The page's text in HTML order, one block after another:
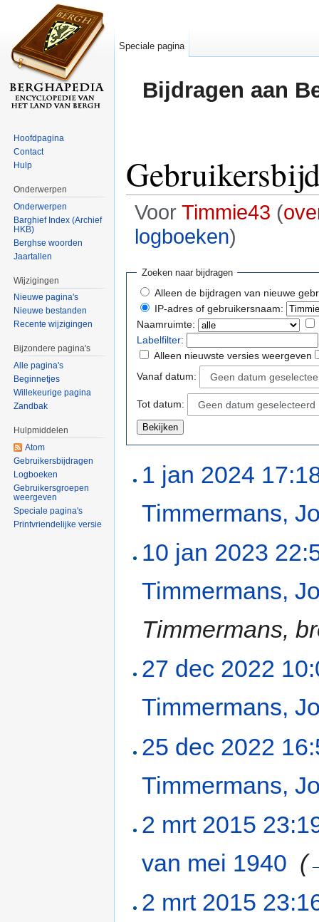
Bijdragen aan
Voor Timmie43 (
logboeken)
Zoeken naar bijdragen
Alleen de bijdragen van nieuwe
IP-adres of gebruikersnaam:
Naamruimte:
Labelfilter:
Alleen nieuwste versies weergeven
Vanaf datum:
Geen datum
Tot datum: Geen datum geselecteerd
1 jan 2024
Timmermans,
10 jan 2023
Timmermans,
Timmermans,
27 dec 2022
Timmermans,
25 dec 2022
Timmermans,
2 mrt 2015
van mei 1940 (
2 mrt 2015
Speciale pagina
Hoofdpagina
Contact
Hulp
Onderwerpen
Onderwerpen
Barghief Index (Archief
HKB)
Berghse woorden
Jaartallen
Wijzigingen
Nieuwe pagina's
Nieuwe bestanden
Recente wijzigingen
Bijzondere pagina's
Alle pagina's
Beginnetjes
Willekeurige pagina
Zandbak
Hulpmiddelen
Atom
Gebruikersbijdragen
Logboeken
Gebruikersgroepen
weergeven
Speciale pagina's
Printvriendelijke versie